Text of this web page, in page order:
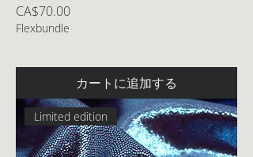
価格
CA$70.00
Flexbundle
カートに追加する
Limited edition